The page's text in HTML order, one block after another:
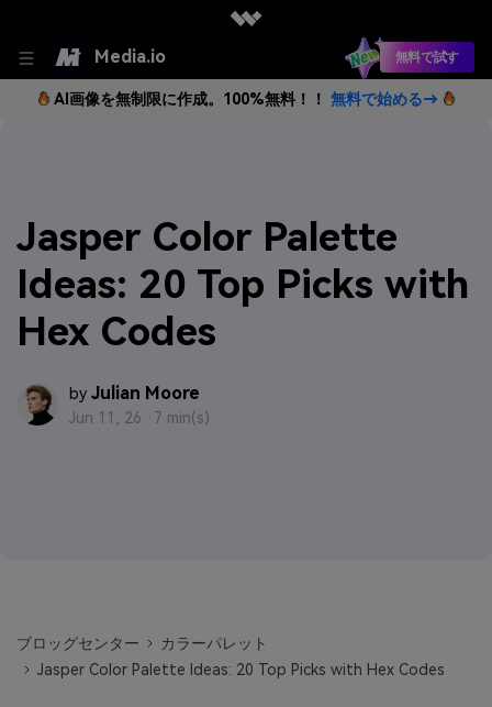
Media.io 無料で試す
AI画像を無制限に作成。100%無料！！ 無料で始める→
Jasper Color Palette
Ideas: 20 Top Picks with
Hex Codes
by Julian Moore
Jun 11, 26 · 7 min(s)
ブロッグセンター
カラーパレット
Jasper Color Palette Ideas: 20 Top Picks with Hex Codes